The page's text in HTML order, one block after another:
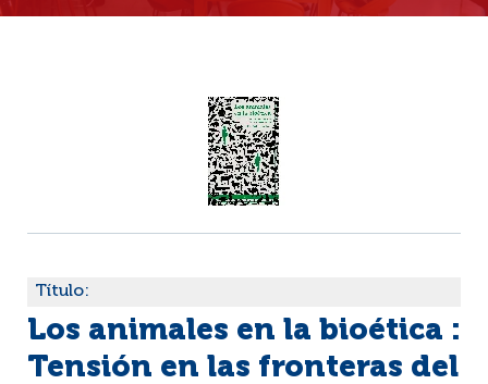
Título:
Los animales en la bioética :
Tensión en las fronteras del